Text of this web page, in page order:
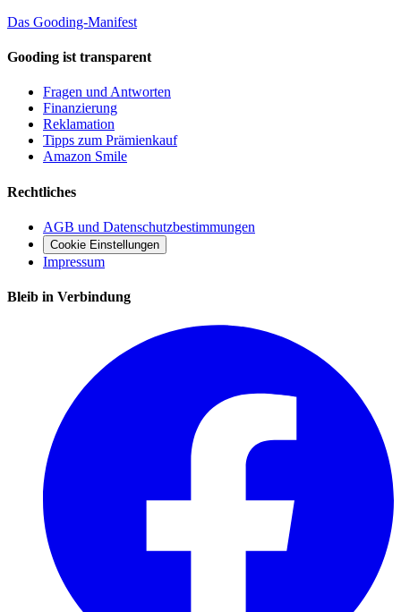
Das Gooding-Manifest
Gooding ist transparent
Fragen und Antworten
Finanzierung
Reklamation
Tipps zum Prämienkauf
Amazon Smile
Rechtliches
AGB und Datenschutzbestimmungen
Cookie Einstellungen
Impressum
Bleib in Verbindung